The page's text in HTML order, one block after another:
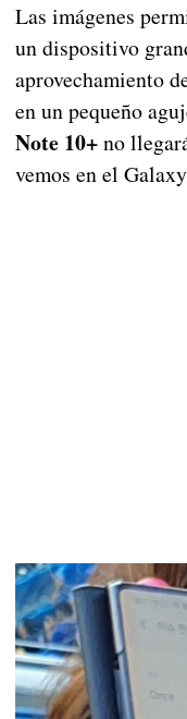
Las imágenes
un dispositivo
aprovechamiento
en un pequeño
Note 10+no
vemos en el